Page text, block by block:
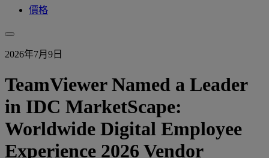
價格
2026年7月9日
TeamViewer Named a Leader
in IDC MarketScape:
Worldwide Digital Employee
Experience 2026 Vendor